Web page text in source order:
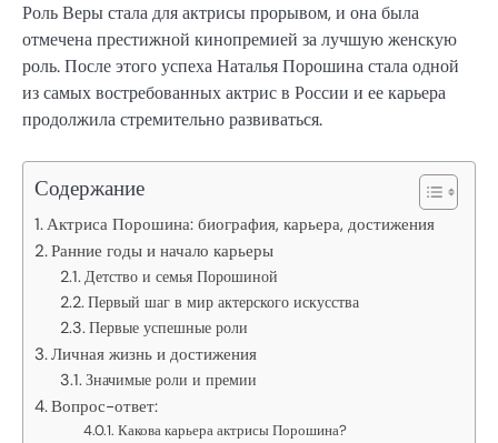
Роль Веры стала для актрисы прорывом, и она была
отмечена престижной кинопремией за лучшую женскую
роль. После этого успеха Наталья Порошина стала одной
из самых востребованных актрис в России и ее карьера
продолжила стремительно развиваться.
Содержание
Актриса Порошина: биография, карьера, достижения
Ранние годы и начало карьеры
Детство и семья Порошиной
Первый шаг в мир актерского искусства
Первые успешные роли
Личная жизнь и достижения
Значимые роли и премии
Вопрос-ответ:
Какова карьера актрисы Порошина?